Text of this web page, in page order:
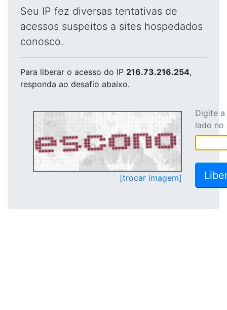
Seu IP fez diversas tentativas de
acessos suspeitos a sites hospedados
conosco.
Para liberar o acesso do IP 216.73.216.254,
responda ao desafio abaixo.
[trocar imagem]
Digite
lado no